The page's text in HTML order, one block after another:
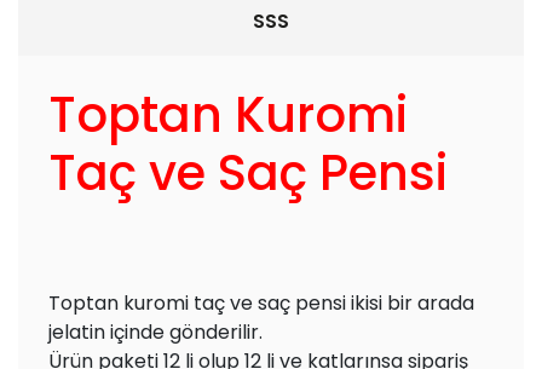
SSS
Toptan Kuromi
Taç ve Saç Pensi
Toptan kuromi taç ve saç pensi ikisi bir arada
jelatin içinde gönderilir.
Ürün paketi 12 li olup 12 li ve katlarınsa sipariş